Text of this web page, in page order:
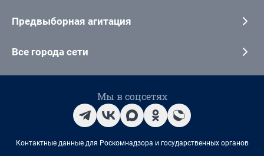
Предвыборная агитация
Все города сети
Мы в соцсетях
Контактные данные для Роскомнадзора и государственных органов